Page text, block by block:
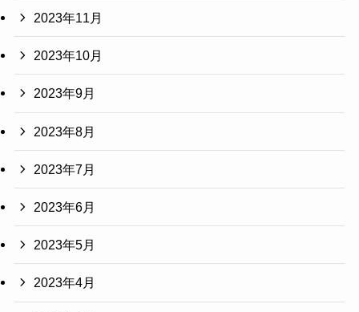
2023年11月
2023年10月
2023年9月
2023年8月
2023年7月
2023年6月
2023年5月
2023年4月